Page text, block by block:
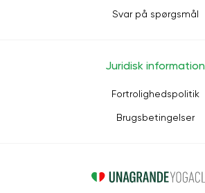
Svar på spørgsmål
Juridisk information
Fortrolighedspolitik
Brugsbetingelser